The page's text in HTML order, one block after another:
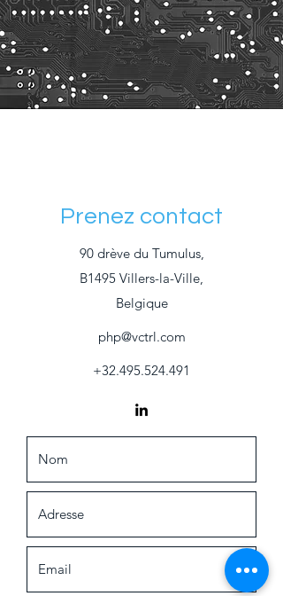
Prenez contact
90 drève du Tumulus,
B1495 Villers-la-Ville,
Belgique
php@vctrl.com
+32.495.524.491